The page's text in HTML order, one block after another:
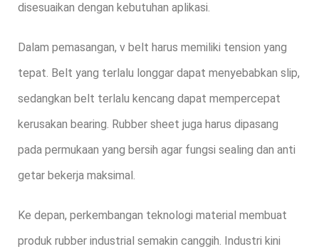
disesuaikan dengan kebutuhan aplikasi.
Dalam pemasangan, v belt harus memiliki tension yang
tepat. Belt yang terlalu longgar dapat menyebabkan slip,
sedangkan belt terlalu kencang dapat mempercepat
kerusakan bearing. Rubber sheet juga harus dipasang
pada permukaan yang bersih agar fungsi sealing dan anti
getar bekerja maksimal.
Ke depan, perkembangan teknologi material membuat
produk rubber industrial semakin canggih. Industri kini